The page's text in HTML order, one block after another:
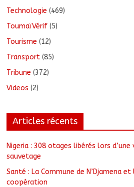
Technologie (469)
ToumaïVérif (5)
Tourisme (12)
Transport (85)
Tribune (372)
Videos (2)
Articles récents
Nigeria : 308 otages libérés lors
sauvetage
Santé : La Commune de N’Djamena
coopération